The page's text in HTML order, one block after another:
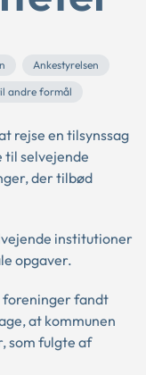
Ankestyrelsen
andre formål
rejse en tilsynssag
til selvejende
der tilbød
institutioner
opgaver.
foreninger fandt
at kommunen
som fulgte af